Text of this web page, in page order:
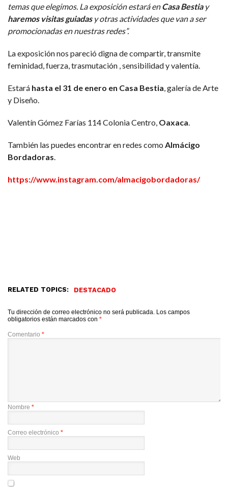
temas que elegimos. La exposición estará enCasa Bestiay
haremos visitas guiadasy otras actividades que van a ser
promocionadas en nuestras redes”.
La exposición nos pareció digna de compartir, transmite
feminidad, fuerza, trasmutación , sensibilidad y valentía.
Estará hasta el 31 de enero en Casa Bestia, galería de Arte
y Diseño.
Valentín Gómez Farías 114 Colonia Centro, Oaxaca.
También las puedes encontrar en redes como Almácigo
Bordadoras.
https://www.instagram.com/almacigobordadoras/
RELATED TOPICS: DESTACADO
Tu dirección de correo electrónico no será publicada. Los campos
obligatorios están marcados con *
Comentario *
Nombre *
Correo electrónico *
Web